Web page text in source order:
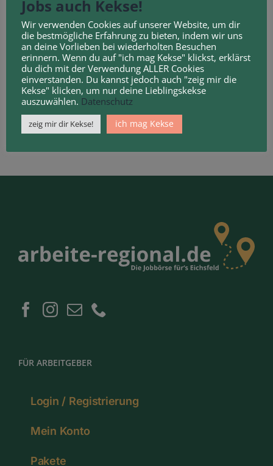
Durch Anklicken des Kontrollkästchens erklären
Sie sich mit unserenGeschäftsbedingungenund
Datenschutzbestimmungeneinverstanden.
FÜR ARBEITGEBER
Login / Registrierung
Mein Konto
Pakete
Jobs auch Kekse!
Wir verwenden Cookies auf unserer Website, um dir
die bestmögliche Erfahrung zu bieten, indem wir uns
an deine Vorlieben bei wiederholten Besuchen
erinnern. Wenn du auf "ich mag Kekse" klickst, erklärst
du dich mit der Verwendung ALLER Cookies
einverstanden. Du kannst jedoch auch "zeig mir die
Kekse" klicken, um nur deine Lieblingskekse
auszuwählen. Datenschutz
zeig mir dir Kekse! ich mag Kekse